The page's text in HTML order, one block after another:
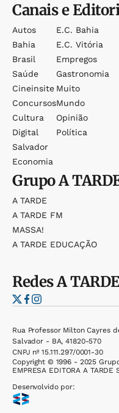
Canais e
Autos
Bahia
Brasil
Saúde
Cineinsite
Concursos
Cultura
Digital
Salvador
Economia
E.c. Bahia
E.c. Vitória
Empregos
Gastronomia
Muito
Mundo
Opinião
Política
GrupoA
A TARDE
A TARDE FM
MASSA!
A TARDE EDUCAÇÃO
RedesA
Rua Professor Milton Cayres
Salvador - BA, 41820-570
CNPJ nº 15.111.297/0001-30
Copyright © 1996 - 2025
EMPRESA EDITORA A TARDE
Desenvolvido por: